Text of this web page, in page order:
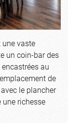
une vaste
un coin-bar des
au
de
le plancher
richesse